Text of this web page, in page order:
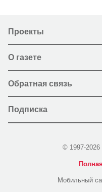
Проекты
О газете
Обратная связь
Подписка
© 1997-2026
Мобильный